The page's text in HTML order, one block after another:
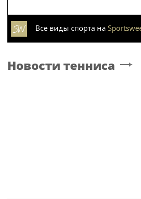
Все виды спорта на
Новости тенниса